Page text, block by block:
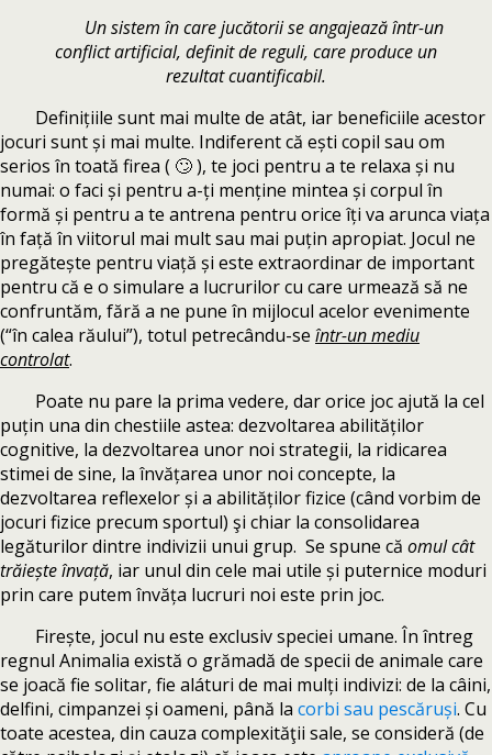
Un sistem în care jucătorii se angajează într-un
conflict artificial, definit de reguli, care produce un
rezultat cuantificabil.
Definițiile sunt mai multe de atât, iar beneficiile acestor
jocuri sunt și mai multe. Indiferent că ești copil sau om
serios în toată firea ( 🙄 ), te joci pentru a te relaxa și nu
numai: o faci și pentru a-ți menține mintea și corpul în
formă și pentru a te antrena pentru orice îți va arunca viața
în față în viitorul mai mult sau mai puțin apropiat. Jocul ne
pregătește pentru viață și este extraordinar de important
pentru că e o simulare a lucrurilor cu care urmează să ne
confruntăm, fără a ne pune în mijlocul acelor evenimente
(“în calea răului”), totul petrecându-se într-un mediu
controlat.
Poate nu pare la prima vedere, dar orice joc ajută la cel
puțin una din chestiile astea: dezvoltarea abilităților
cognitive, la dezvoltarea unor noi strategii, la ridicarea
stimei de sine, la învățarea unor noi concepte, la
dezvoltarea reflexelor și a abilităților fizice (când vorbim de
jocuri fizice precum sportul) şi chiar la consolidarea
legăturilor dintre indivizii unui grup. Se spune că omul cât
trăiește învață, iar unul din cele mai utile și puternice moduri
prin care putem învăța lucruri noi este prin joc.
Firește, jocul nu este exclusiv speciei umane. În întreg
regnul Animalia există o grămadă de specii de animale care
se joacă fie solitar, fie aláturi de mai mulți indivizi: de la câini,
delfini, cimpanzei și oameni, până la corbi sau pescăruși. Cu
toate acestea, din cauza complexităţii sale, se consideră (de